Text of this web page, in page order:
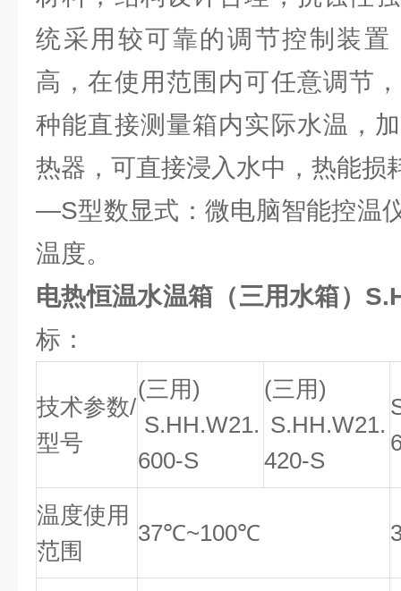
统采用较可靠的调节控制装置
高，在使用范围内可任意调节
种能直接测量箱内实际水温，
热器，可直接浸入水中，热能损
—S型数显式：微电脑智能控温
温度。
电热恒温水温箱（三用水箱）
标：
技术参数/
型号
(三用)
S.HH.W21.
600-S
(三用)
S.HH.W21.
420-S
温度使用
范围
37℃~100℃